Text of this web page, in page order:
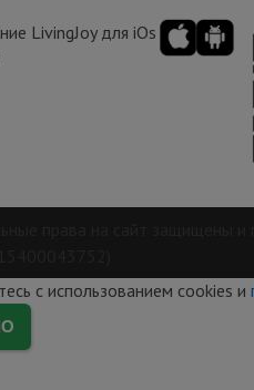
LivingJoy для iOs
с использованием cookies и